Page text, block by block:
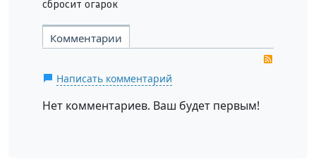
сбросит огарок
Комментарии
Написать комментарий
Нет комментариев. Ваш будет первым!